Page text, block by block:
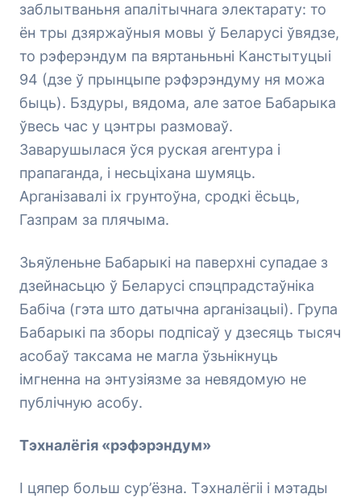
заблытваньня апалітычнага электарату: то
ён тры дзяржаўныя мовы ў Беларусі ўвядзе,
то рэферэндум па вяртаньньні Канстытуцыі
94 (дзе ў прынцыпе рэфэрэндуму ня можа
быць). Бздуры, вядома, але затое Бабарыка
ўвесь час у цэнтры размоваў.
Заварушылася ўся руская агентура і
прапаганда, і несьціхана шумяць.
Арганізавалі іх грунтоўна, сродкі ёсьць,
Газпрам за плячыма.
Зьяўленьне Бабарыкі на паверхні супадае з
дзейнасьцю ў Беларусі спэцпрадстаўніка
Бабіча (гэта што датычна арганізацыі). Група
Бабарыкі па зборы подпісаў у дзесяць тысяч
асобаў таксама не магла ўзьнікнуць
імгненна на энтузіязме за невядомую не
публічную асобу.
Тэхналёгія «рэфэрэндум»
І цяпер больш сур’ёзна. Тэхналёгіі і мэтады